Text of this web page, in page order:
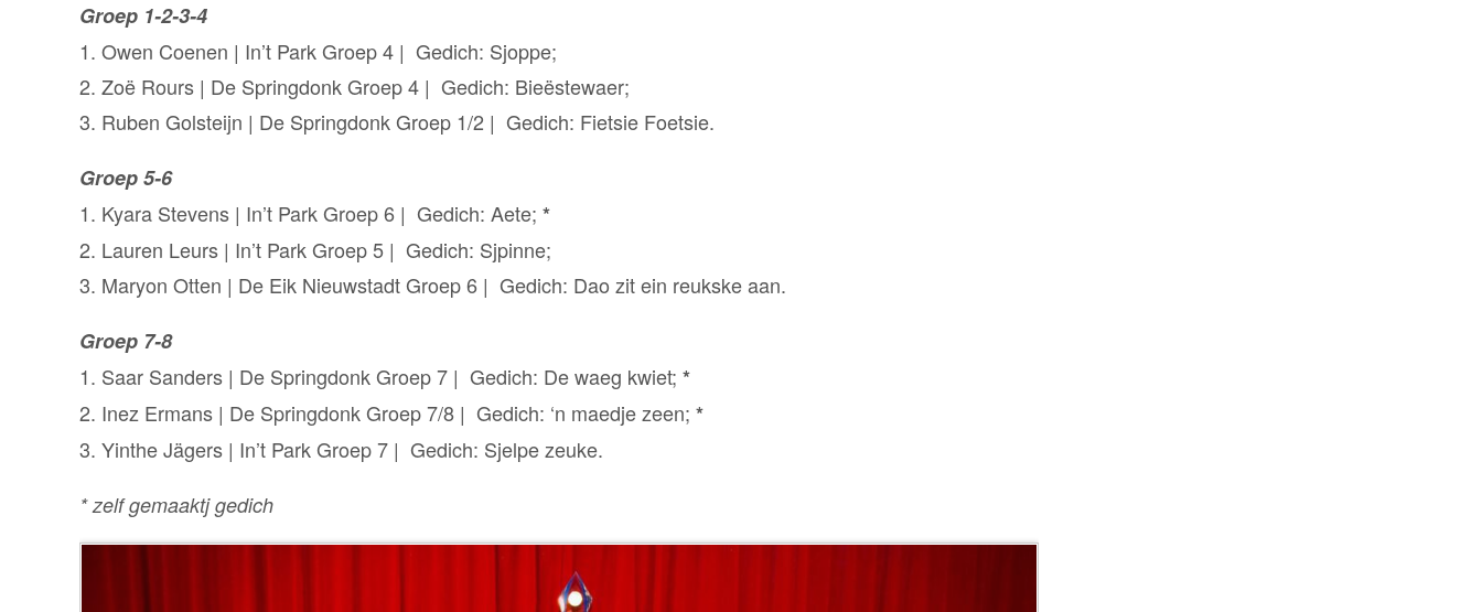
Groep 1-2-3-4
1. Owen Coenen | In’t Park Groep 4 | Gedich: Sjoppe;
2. Zoë Rours | De Springdonk Groep 4 | Gedich: Bieëstewaer;
3. Ruben Golsteijn | De Springdonk Groep 1/2 | Gedich: Fietsie Foetsie.
Groep 5-6
1. Kyara Stevens | In’t Park Groep 6 | Gedich: Aete; *
2. Lauren Leurs | In’t Park Groep 5 | Gedich: Sjpinne;
3. Maryon Otten | De Eik Nieuwstadt Groep 6 | Gedich: Dao zit ein reukske aan.
Groep 7-8
1. Saar Sanders | De Springdonk Groep 7 | Gedich: De waeg kwiet; *
2. Inez Ermans | De Springdonk Groep 7/8 | Gedich: ‘n maedje zeen; *
3. Yinthe Jägers | In’t Park Groep 7 | Gedich: Sjelpe zeuke.
* zelf gemaaktj gedich